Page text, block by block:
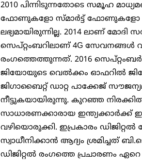
2010 പിന്നിടുന്നതോടെ സമൂഹ
ഫോണുകളോ സ്മാർട്ട് ഫോണുകളോ
ലഭ്യമായിരുന്നില്ല. 2014 ലാണ്
സെപ്റ്റംബറിലാണ് 4G സേവനങ്ങൾ
രംഗത്തെത്തുന്നത്. 2016
ജിയോയുടെ വെൽക്കം ഓഫറിൽ
ജിഗാബൈറ്റ് ഡാറ്റ പാക്കേജ്
നീട്ടുകയായിരുന്നു. കുറഞ്ഞ
സാധാരണക്കാരായ ഇന്ത്യക്കാർക്ക്
വഴിയൊരുക്കി. ഇപ്രകാരം
സ്വാധീനിക്കാൻ ആദ്യം ശ്രമിച്ചത്
ഡിജിറ്റൽ രം​ഗത്തെ പ്രചാരണം ഏറെ